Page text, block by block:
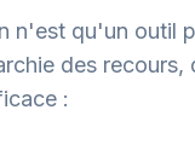
n'est qu'un outil
des
: